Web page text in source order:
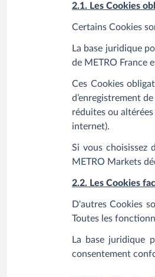
2.1. Les Cookies
Certains Cookies
La base juridique
de METRO France
Ces Cookies
d’enregistrement
réduites ou
internet).
Si vous choisissez
METRO Markets
2.2. Les Cookies
D'autres Cookies
Toutes les
La base juridique
consentement